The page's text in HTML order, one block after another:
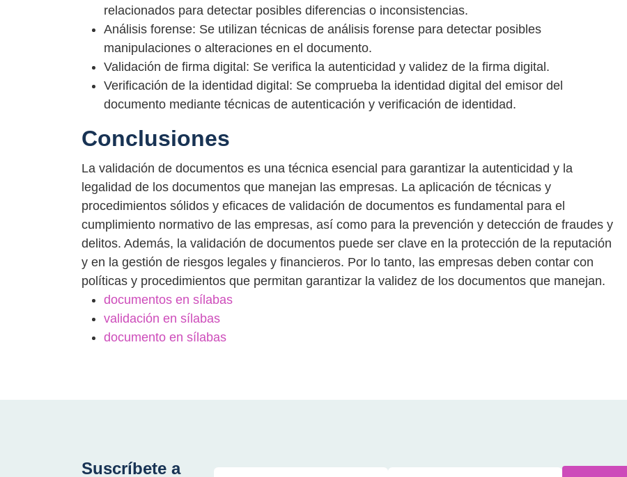
relacionados para detectar posibles diferencias o inconsistencias.
Análisis forense: Se utilizan técnicas de análisis forense para detectar posibles
manipulaciones o alteraciones en el documento.
Validación de firma digital: Se verifica la autenticidad y validez de la firma digital.
Verificación de la identidad digital: Se comprueba la identidad digital del emisor del
documento mediante técnicas de autenticación y verificación de identidad.
Conclusiones
La validación de documentos es una técnica esencial para garantizar la autenticidad y la
legalidad de los documentos que manejan las empresas. La aplicación de técnicas y
procedimientos sólidos y eficaces de validación de documentos es fundamental para el
cumplimiento normativo de las empresas, así como para la prevención y detección de fraudes y
delitos. Además, la validación de documentos puede ser clave en la protección de la reputación
y en la gestión de riesgos legales y financieros. Por lo tanto, las empresas deben contar con
políticas y procedimientos que permitan garantizar la validez de los documentos que manejan.
documentos en sílabas
validación en sílabas
documento en sílabas
Suscríbete a